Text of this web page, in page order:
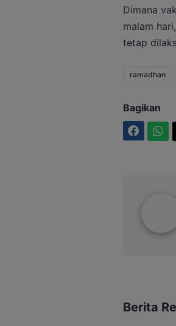
Dimana
malam
tetap
ramadhan
Bagikan
Berita